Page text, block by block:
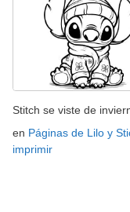
Stitch se viste de
en Páginas de Lilo y
imprimir